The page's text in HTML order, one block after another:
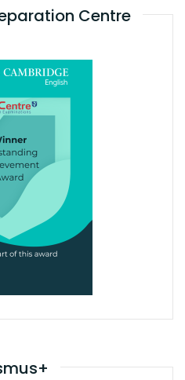
Centre